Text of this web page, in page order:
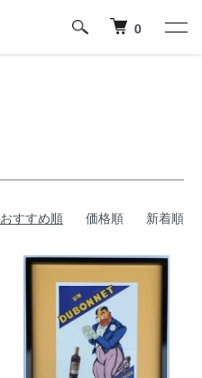
0
おすすめ順 価格順 新着順